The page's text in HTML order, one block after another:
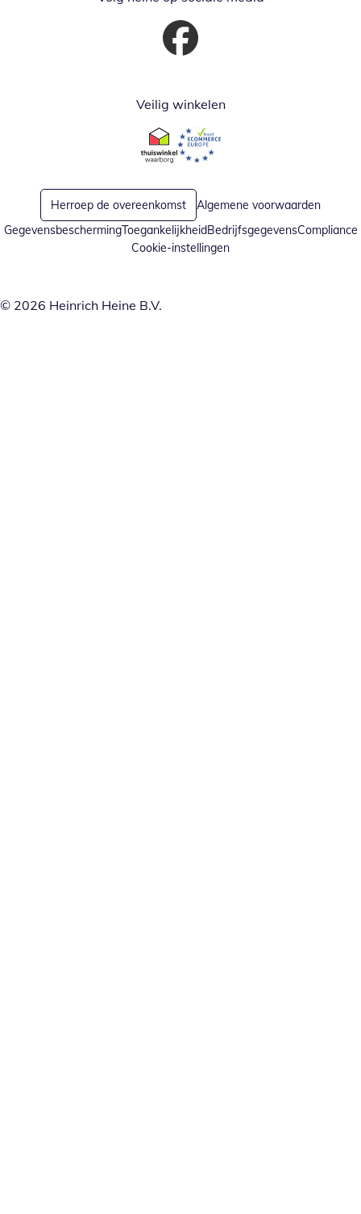
Opent in nieuw venster
Veilig winkelen
Opent in nieuw venster
Opent in nieuw venster
Herroep de overeenkomst
Algemene voorwaarden
GegevensbeschermingToegankelijkheidBedrijfsgegevensCompliance
Cookie-instellingen
© 2026 Heinrich Heine B.V.